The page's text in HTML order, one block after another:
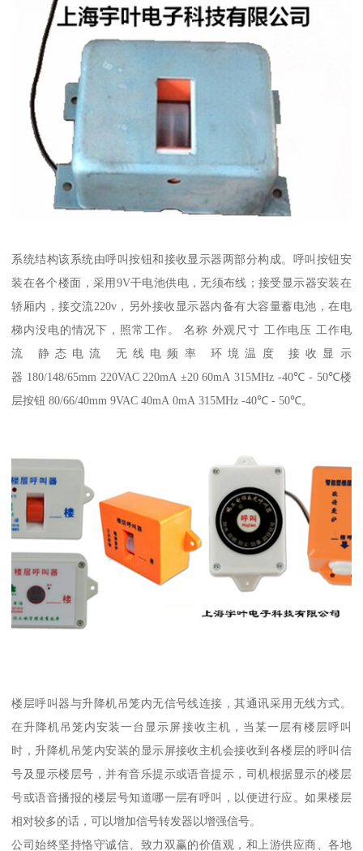
系统结构该系统由呼叫按钮和接收显示器两部分构成。呼叫按钮安
装在各个楼面，采用9V干电池供电，无须布线；接受显示器安装在
轿厢内，接交流220v，另外接收显示器内备有大容量蓄电池，在电
梯内没电的情况下，照常工作。 名称 外观尺寸 工作电压 工作电
流 静态电流 无线电频率 环境温度 接收显示
器 180/148/65mm 220VAC 220mA ±20 60mA 315MHz -40℃ - 50℃楼
层按钮 80/66/40mm 9VAC 40mA 0mA 315MHz -40℃ - 50℃。
楼层呼叫器与升降机吊笼内无信号线连接，其通讯采用无线方式。
在升降机吊笼内安装一台显示屏接收主机，当某一层有楼层呼叫
时，升降机吊笼内安装的显示屏接收主机会接收到各楼层的呼叫信
号及显示楼层号，并有音乐提示或语音提示，司机根据显示的楼层
号或语音播报的楼层号知道哪一层有呼叫，以便进行应。如果楼层
相对较多的话，可以增加信号转发器以增强信号。
公司始终坚持恪守诚信、致力双赢的价值观，和上游供应商、各地